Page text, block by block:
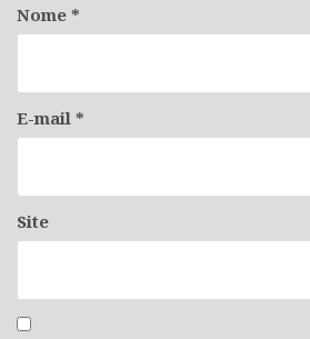
Nome *
E-mail *
Site